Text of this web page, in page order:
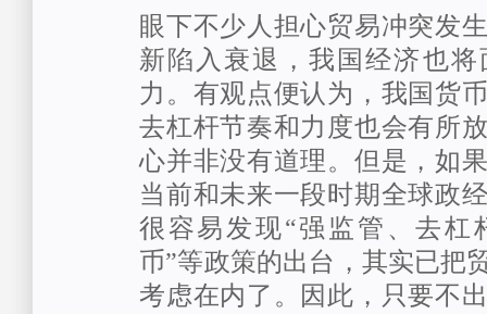
眼下不少人担心贸易冲突发
新陷入衰退，我国经济也
力。有观点便认为，我国货
去杠杆节奏和力度也会有所
心并非没有道理。但是，如
当前和未来一段时期全球政
很容易发现“强监管、去杠
币”等政策的出台，其实已把
考虑在内了。因此，只要不